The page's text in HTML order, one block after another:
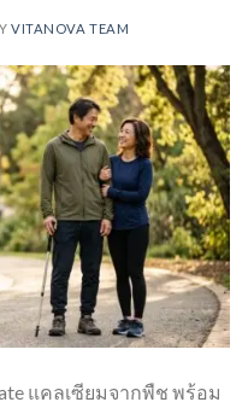
VITANOVA TEAM
แคลเซียมจากพืช พร้อม